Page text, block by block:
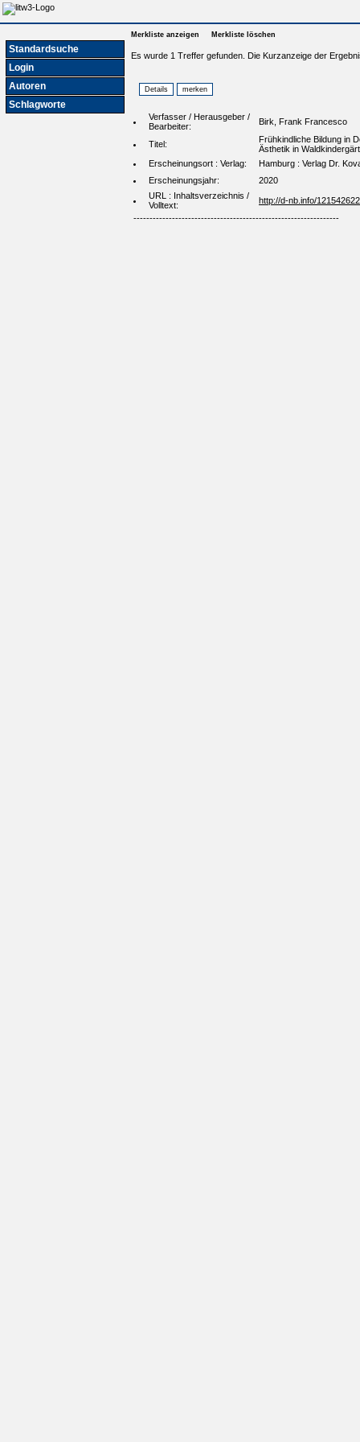
Standardsuche
Login
Autoren
Schlagworte
Merkliste anzeigen Merkliste löschen
Es wurde 1 Treffer gefunden. Die Kurzanzeige der
Verfasser / Herausgeber /
Bearbeiter:
Birk, Frank Francesco
Titel:
Frühkindliche Bildung in
Ästhetik in
Erscheinungsort : Verlag:
Hamburg : Verlag Dr.
Erscheinungsjahr:
2020
URL : Inhaltsverzeichnis /
Volltext:
http://d-nb.info/
----------------------------------------------------------------